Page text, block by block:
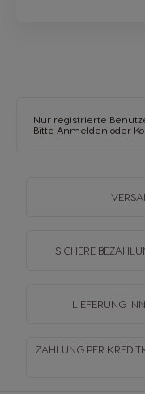
Nur registrierte
Bitte Anmelden oder
SICHERE
LIEFERUNG
ZAHLUNG PER